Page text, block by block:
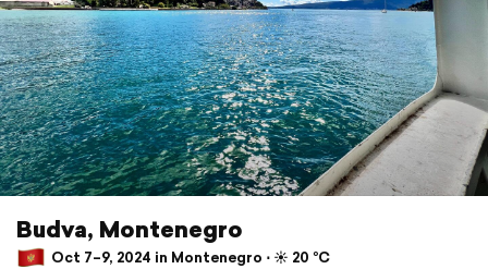
Budva, Montenegro
Oct 7–9, 2024 in Montenegro ⋅ ☀️ 20 °C